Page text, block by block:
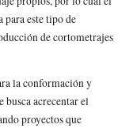
para este tipo de
de cortometrajes
la conformación y
busca acrecentar el
proyectos que